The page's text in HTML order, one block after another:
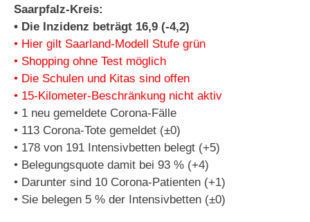
Saarpfalz-Kreis:
• Die Inzidenz beträgt 16,9 (-4,2)
• Hier gilt Saarland-Modell Stufe grün
• Shopping ohne Test möglich
• Die Schulen und Kitas sind offen
• 15-Kilometer-Beschränkung nicht aktiv
• 1 neu gemeldete Corona-Fälle
• 113 Corona-Tote gemeldet (±0)
• 178 von 191 Intensivbetten belegt (+5)
• Belegungsquote damit bei 93 % (+4)
• Darunter sind 10 Corona-Patienten (+1)
• Sie belegen 5 % der Intensivbetten (±0)